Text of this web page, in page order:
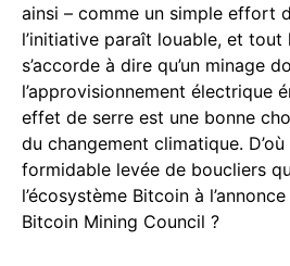
ainsi – comme un simple effort
l’initiative paraît louable, et
s’accorde à dire qu’un minage
l’approvisionnement électrique
effet de serre est une bonne
du changement climatique.
formidable levée de boucliers
l’écosystème Bitcoin à
Bitcoin Mining Council ?